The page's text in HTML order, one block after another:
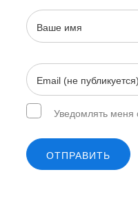
Уведомлять меня
ОТПРАВИТЬ